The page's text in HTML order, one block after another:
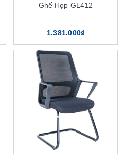
Ghế Họp GL412
1.381.000₫